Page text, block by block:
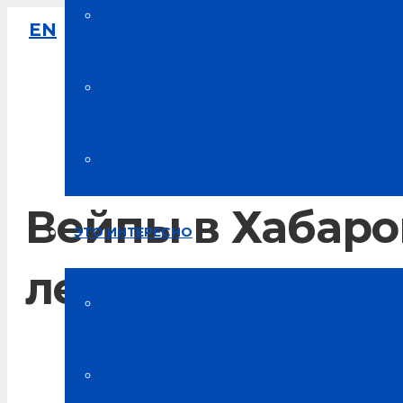
EN
ЭТО ИНТЕРЕСНО
Вейпы в
легальный